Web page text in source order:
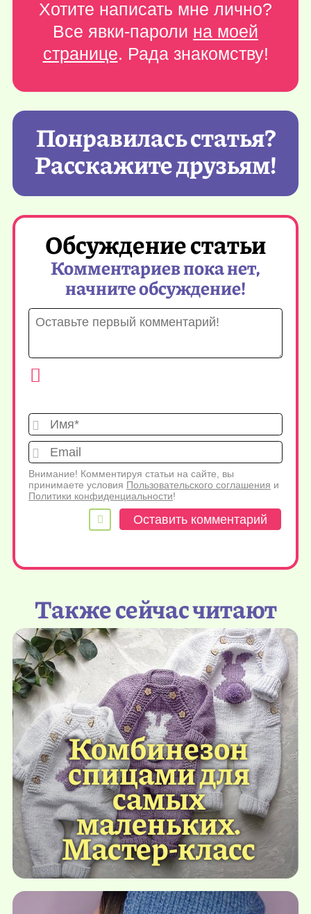
Хотите написать мне лично?
Все явки-пароли на моей
странице. Рада знакомству!
Понравилась статья?
Расскажите друзьям!
Обсуждение статьи
Комментариев пока нет,
начните обсуждение!
Имя*
Внимание! Комментируя статьи на сайте, вы
принимаете условия Пользовательского соглашения и
Политики конфиденциальности!
Также сейчас читают
Комбинезон
спицами для
самых
маленьких.
Мастер-класс